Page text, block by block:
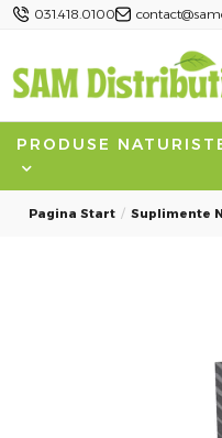
031.418.0100
PRODUSE
Pagina Start Suplimente